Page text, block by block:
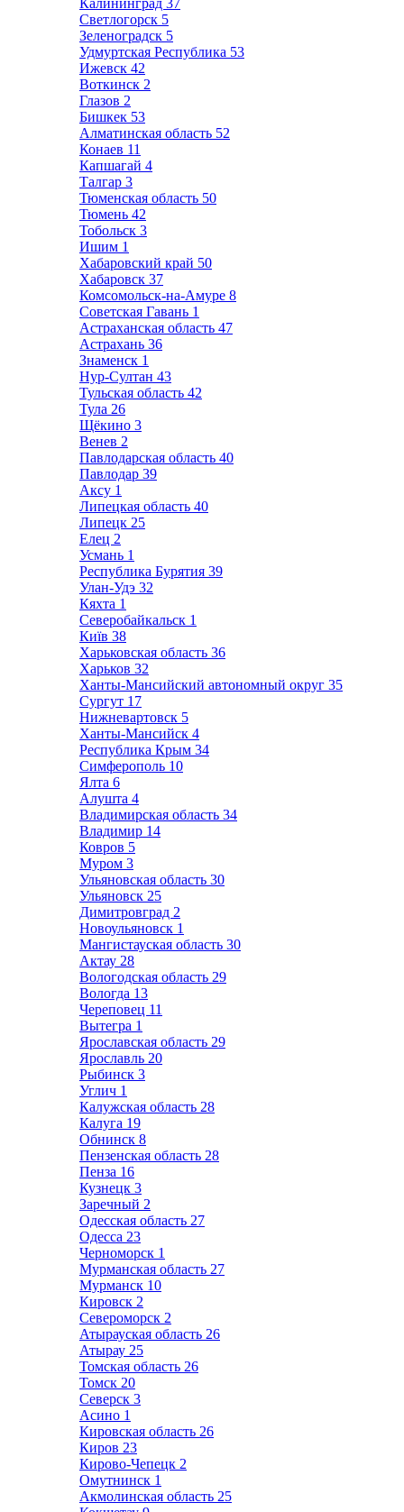
Калининград 37
Светлогорск 5
Зеленоградск 5
Удмуртская Республика 53
Ижевск 42
Воткинск 2
Глазов 2
Бишкек 53
Алматинская область 52
Конаев 11
Капшагай 4
Талгар 3
Тюменская область 50
Тюмень 42
Тобольск 3
Ишим 1
Хабаровский край 50
Хабаровск 37
Комсомольск-на-Амуре 8
Советская Гавань 1
Астраханская область 47
Астрахань 36
Знаменск 1
Нур-Султан 43
Тульская область 42
Тула 26
Щёкино 3
Венев 2
Павлодарская область 40
Павлодар 39
Аксу 1
Липецкая область 40
Липецк 25
Елец 2
Усмань 1
Республика Бурятия 39
Улан-Удэ 32
Кяхта 1
Северобайкальск 1
Київ 38
Харьковская область 36
Харьков 32
Ханты-Мансийский автономный округ 35
Сургут 17
Нижневартовск 5
Ханты-Мансийск 4
Республика Крым 34
Симферополь 10
Ялта 6
Алушта 4
Владимирская область 34
Владимир 14
Ковров 5
Муром 3
Ульяновская область 30
Ульяновск 25
Димитровград 2
Новоульяновск 1
Мангистауская область 30
Актау 28
Вологодская область 29
Вологда 13
Череповец 11
Вытегра 1
Ярославская область 29
Ярославль 20
Рыбинск 3
Углич 1
Калужская область 28
Калуга 19
Обнинск 8
Пензенская область 28
Пенза 16
Кузнецк 3
Заречный 2
Одесская область 27
Одесса 23
Черноморск 1
Мурманская область 27
Мурманск 10
Кировск 2
Североморск 2
Атырауская область 26
Атырау 25
Томская область 26
Томск 20
Северск 3
Асино 1
Кировская область 26
Киров 23
Кирово-Чепецк 2
Омутнинск 1
Акмолинская область 25